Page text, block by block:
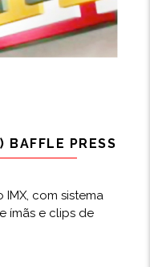
BAFFLE PRESS
com sistema
ímãs e clips de